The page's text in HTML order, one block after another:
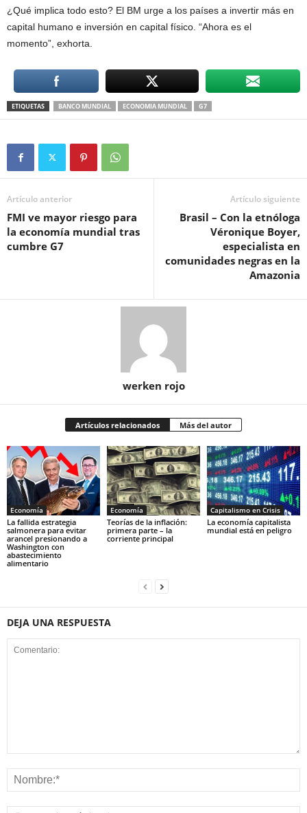
¿Qué implica todo esto? El BM urge a los países a invertir más en
capital humano e inversión en capital físico. “Ahora es el
momento”, exhorta.
ETIQUETAS BANCO MUNDIAL ECONOMIA MUNDIAL G7
Artículo anterior
FMI ve mayor riesgo para
la economía mundial tras
cumbre G7
Artículo siguiente
Brasil – Con la etnóloga
Véronique Boyer,
especialista en
comunidades negras en la
Amazonia
werken rojo
Artículos relacionados Más del autor
Economía
La fallida estrategia
salmonera para evitar
arancel presionando a
Washington con
abastecimiento
alimentario
Economía
Teorías de la inflación:
primera parte – la
corriente principal
Capitalismo en Crisis
La economía capitalista
mundial está en peligro
DEJA UNA RESPUESTA